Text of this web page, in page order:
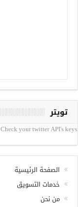
تويتر
Check your twitter API's keys
الصفحة الرئيسية
خدمات التسويق
من نحن